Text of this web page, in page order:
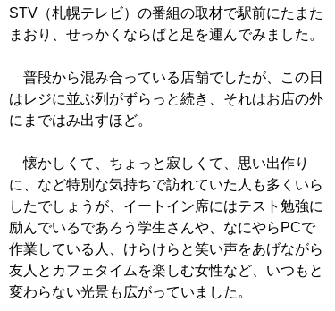
STV（札幌テレビ）の番組の取材で駅前にたまた
まおり、せっかくならばと足を運んでみました。
普段から混み合っている店舗でしたが、この日
はレジに並ぶ列がずらっと続き、それはお店の外
にまではみ出すほど。
懐かしくて、ちょっと寂しくて、思い出作り
に、など特別な気持ちで訪れていた人も多くいら
したでしょうが、イートイン席にはテスト勉強に
励んでいるであろう学生さんや、なにやらPCで
作業している人、けらけらと笑い声をあげながら
友人とカフェタイムを楽しむ女性など、いつもと
変わらない光景も広がっていました。